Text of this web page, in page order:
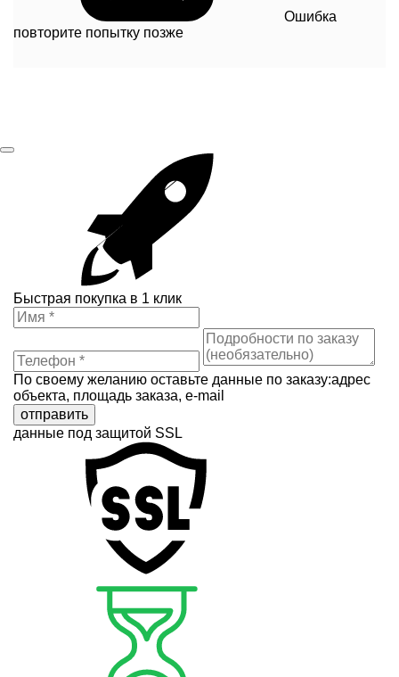
Ошибка
повторите попытку позже
Быстрая покупка в 1 клик
По своему желанию оставьте данные по заказу:адрес
объекта, площадь заказа, e-mail
отправить
данные под защитой SSL